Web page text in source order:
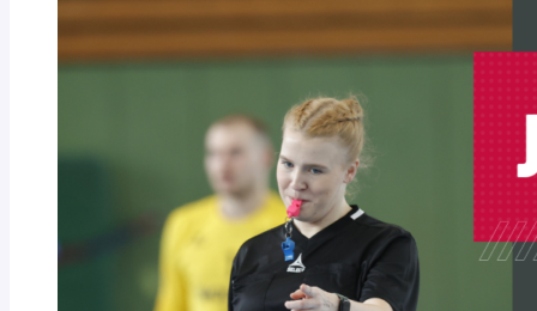
jähriger
Rekordschiedsrichter